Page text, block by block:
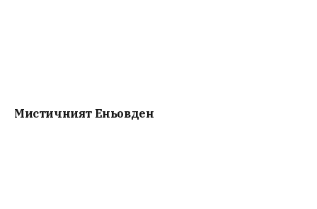
Мистичният Eньовден